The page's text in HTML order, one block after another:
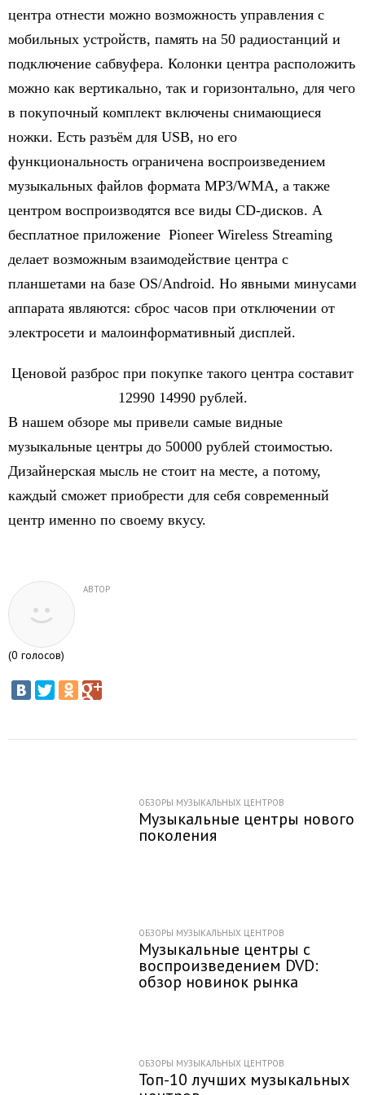
центра отнести можно возможность управления с
мобильных устройств, память на 50 радиостанций и
подключение сабвуфера. Колонки центра расположить
можно как вертикально, так и горизонтально, для чего
в покупочный комплект включены снимающиеся
ножки. Есть разъём для USB, но его
функциональность ограничена воспроизведением
музыкальных файлов формата MP3/WMA, а также
центром воспроизводятся все виды CD-дисков. А
бесплатное приложение Pioneer Wireless Streaming
делает возможным взаимодействие центра с
планшетами на базе OS/Android. Но явными минусами
аппарата являются: сброс часов при отключении от
электросети и малоинформативный дисплей.
Ценовой разброс при покупке такого центра составит
12990 14990 рублей.
В нашем обзоре мы привели самые видные
музыкальные центры до 50000 рублей стоимостью.
Дизайнерская мысль не стоит на месте, а потому,
каждый сможет приобрести для себя современный
центр именно по своему вкусу.
АВТОР
(0 голосов)
ОБЗОРЫ МУЗЫКАЛЬНЫХ ЦЕНТРОВ
Музыкальные центры нового
поколения
ОБЗОРЫ МУЗЫКАЛЬНЫХ ЦЕНТРОВ
Музыкальные центры с
воспроизведением DVD:
обзор новинок рынка
ОБЗОРЫ МУЗЫКАЛЬНЫХ ЦЕНТРОВ
Топ-10 лучших музыкальных